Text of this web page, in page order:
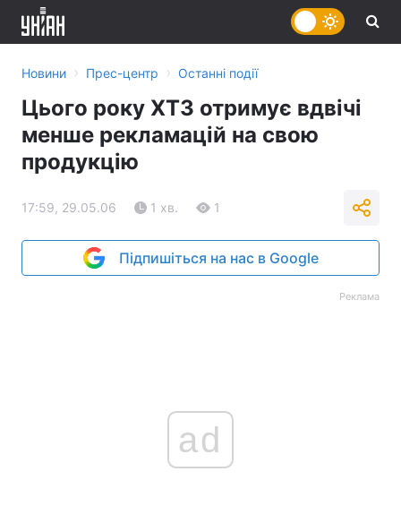
Новини › Прес-центр › Останні події
Цього року ХТЗ отримує вдвічі
менше рекламацій на свою
продукцію
17:59, 29.05.06 1 хв. 1
Підпишіться на нас в Google
Реклама
ad